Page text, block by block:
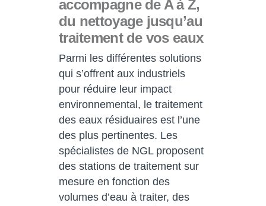
accompagne de A à Z,
du nettoyage jusqu’au
traitement de vos eaux
Parmi les différentes solutions
qui s’offrent aux industriels
pour réduire leur impact
environnemental, le traitement
des eaux résiduaires est l’une
des plus pertinentes. Les
spécialistes de NGL proposent
des stations de traitement sur
mesure en fonction des
volumes d’eau à traiter, des